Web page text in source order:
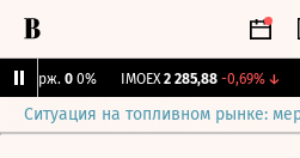
Бирж. 0 0% IMOEX 2 285,88 -0,69%↓
Ситуация на топливном рынке: